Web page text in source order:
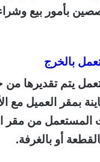
بأمور بيع وشراء
بالخرج
يتم تقديرها من
بمقر العميل مع
المستعمل من مقر
أو بالغرفة.